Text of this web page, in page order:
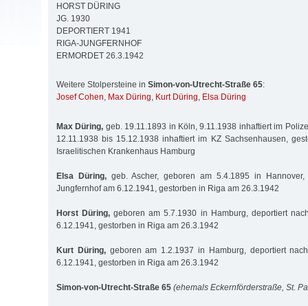
HORST DÜRING
JG. 1930
DEPORTIERT 1941
RIGA-JUNGFERNHOF
ERMORDET 26.3.1942
Weitere Stolpersteine in Simon-von-Utrecht-Straße 65:
Josef Cohen, Max Düring, Kurt Düring, Elsa Düring
Max Düring, geb. 19.11.1893 in Köln, 9.11.1938 inhaftiert im
12.11.1938 bis 15.12.1938 inhaftiert im KZ Sachsenhausen,
Israelitischen Krankenhaus Hamburg
Elsa Düring,geb. Ascher, geboren am 5.4.1895 in Hannover,
Jungfernhof am 6.12.1941, gestorben in Riga am 26.3.1942
Horst Düring, geboren am 5.7.1930 in Hamburg, deportiert
6.12.1941, gestorben in Riga am 26.3.1942
Kurt Düring,geboren am 1.2.1937 in Hamburg, deportiert
6.12.1941, gestorben in Riga am 26.3.1942
Simon-von-Utrecht-Straße 65 (ehemals Eckernförderstraße, St.